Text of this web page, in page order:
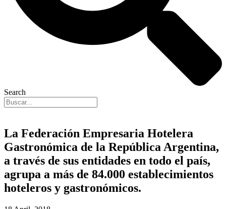
Search
La Federación Empresaria Hotelera
Gastronómica de la República Argentina,
a través de sus entidades en todo el país,
agrupa a más de 84.000 establecimientos
hoteleros y gastronómicos.